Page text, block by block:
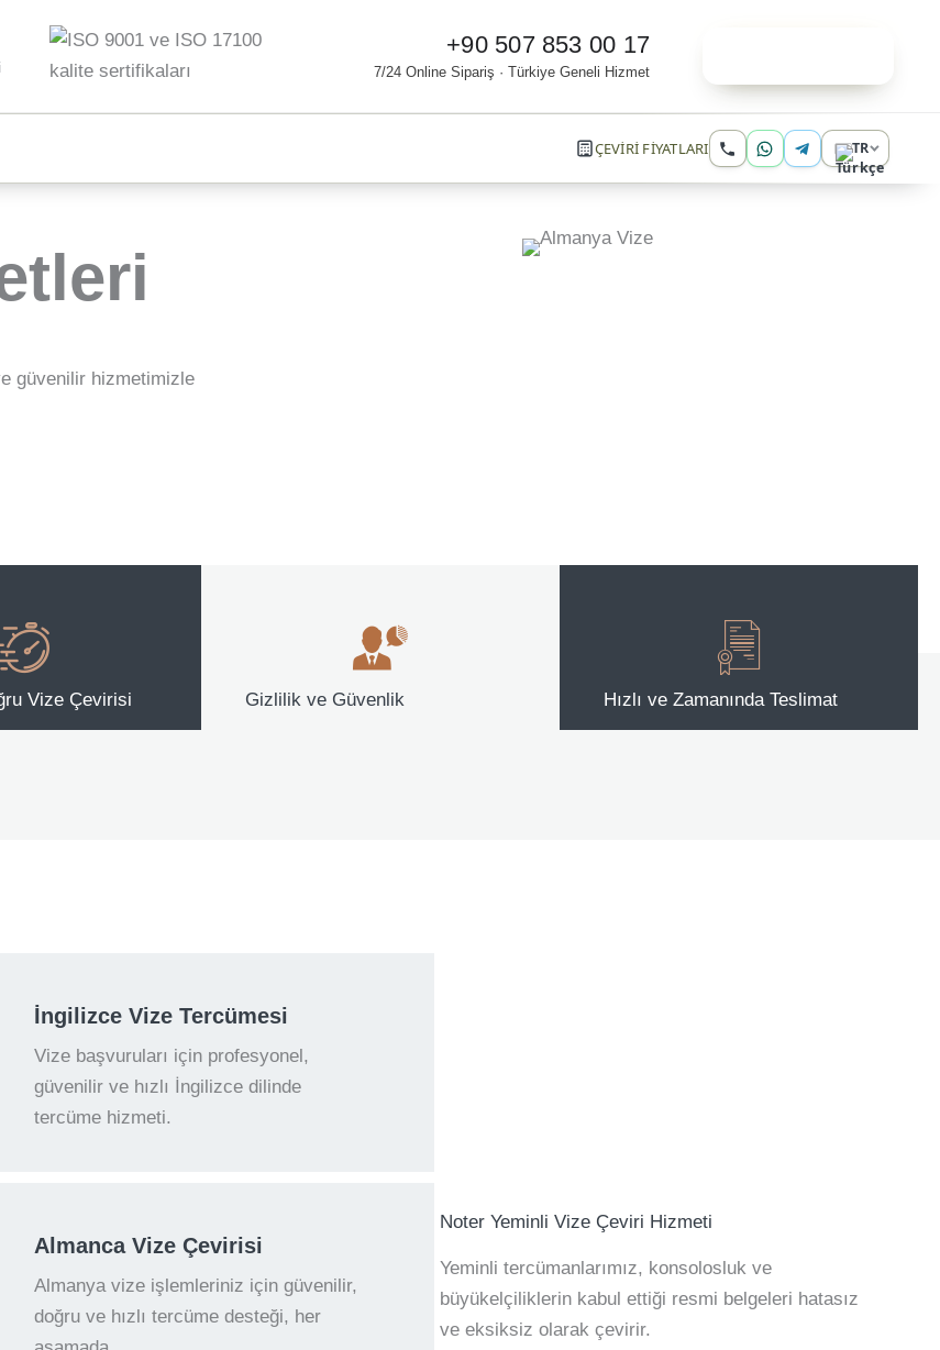
+90 507 853 00 17
7/24 Online Sipariş · Türkiye Geneli Hizmet
ÇEVİRİ FİYATLARI TR
güvenilir hizmetimizle
Vize Çevirisi Gizlilik ve Güvenlik Hızlı ve Zamanında Teslimat
İngilizce Vize Tercümesi
Vize başvuruları için profesyonel,
güvenilir ve hızlı İngilizce dilinde
tercüme hizmeti.
Almanca Vize Çevirisi
Almanya vize işlemleriniz için güvenilir,
doğru ve hızlı tercüme desteği, her
Noter Yeminli Vize Çeviri Hizmeti
Yeminli tercümanlarımız, konsolosluk ve
büyükelçiliklerin kabul ettiği resmi belgeleri hatasız
ve eksiksiz olarak çevirir.